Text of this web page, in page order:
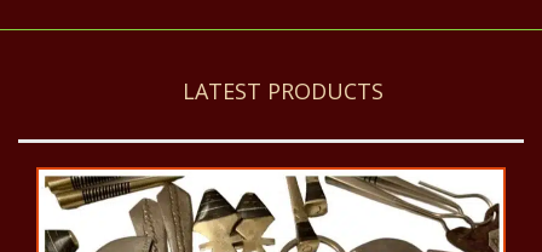
LATEST PRODUCTS